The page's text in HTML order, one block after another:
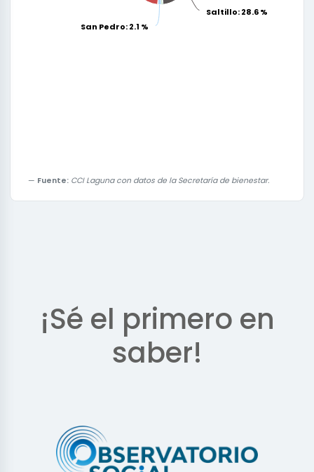
Saltillo: 28.6 %
Saltillo: 28.6 %
San Pedro: 2.1 %
San Pedro: 2.1 %
Fuente: CCI Laguna con datos de la Secretaría de bienestar.
¡Sé el primero en
saber!